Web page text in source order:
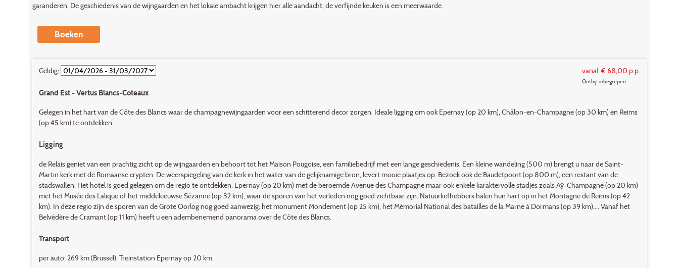
garanderen. De geschiedenis van de wijngaarden en het lokale ambacht krijgen hier alle aandacht, de verfijnde keuken is een meerwaarde.
Boeken
vanaf € 68,00 p.p.
Ontbijt inbegrepen
Geldig:
Grand Est - Vertus Blancs-Coteaux
Gelegen in het hart van de Côte des Blancs waar de champagnewijngaarden voor een schitterend decor zorgen. Ideale ligging om ook Epernay (op 20 km), Châlon-en-Champagne (op 30 km) en Reims
(op 45 km) te ontdekken.
Ligging
de Relais geniet van een prachtig zicht op de wijngaarden en behoort tot het Maison Pougoise, een familiebedrijf met een lange geschiedenis. Een kleine wandeling (500 m) brengt u naar de Saint-
Martin kerk met de Romaanse crypten. De weerspiegeling van de kerk in het water van de gelijknamige bron, levert mooie plaatjes op. Bezoek ook de Baudetpoort (op 800 m), een restant van de
stadswallen. Het hotel is goed gelegen om de regio te ontdekken: Epernay (op 20 km) met de beroemde Avenue des Champagne maar ook enkele karaktervolle stadjes zoals Aÿ-Champagne (op 20 km)
met het Musée des Lalique of het middeleeuwse Sézanne (op 32 km), waar de sporen van het verleden nog goed zichtbaar zijn. Natuurliefhebbers halen hun hart op in het Montagne de Reims (op 42
km). In deze regio zijn de sporen van de Grote Oorlog nog goed aanwezig: het monument Mondement (op 25 km), het Mémorial National des batailles de la Marne à Dormans (op 39 km),... Vanaf het
Belvédère de Cramant (op 11 km) heeft u een adembenemend panorama over de Côte des Blancs.
Transport
per auto: 269 km (Brussel). Treinstation Epernay op 20 km.